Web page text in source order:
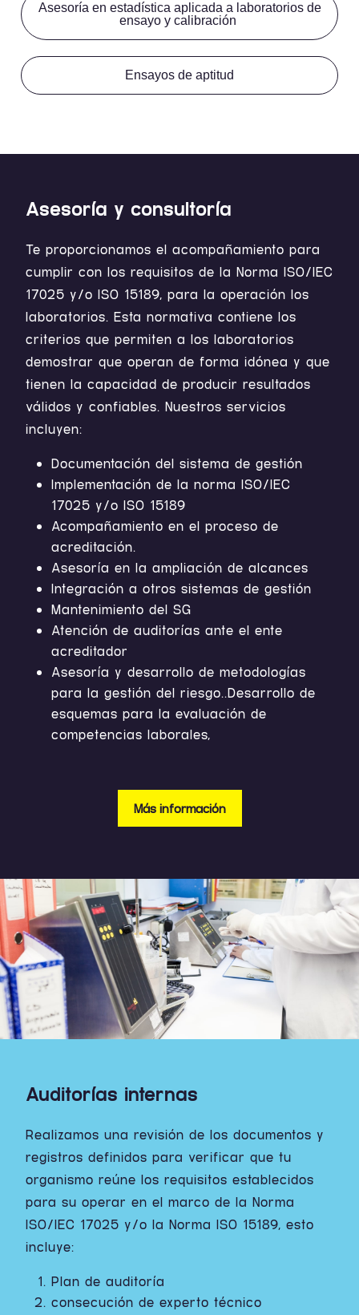
Asesoría en estadística aplicada a laboratorios de
ensayo y calibración
Ensayos de aptitud
Asesoría y consultoría
Te proporcionamos el acompañamiento para
cumplir con los requisitos de la Norma ISO/IEC
17025 y/o ISO 15189, para la operación los
laboratorios. Esta normativa contiene los
criterios que permiten a los laboratorios
demostrar que operan de forma idónea y que
tienen la capacidad de producir resultados
válidos y confiables. Nuestros servicios
incluyen:
Documentación del sistema de gestión
Implementación de la norma ISO/IEC
17025 y/o ISO 15189
Acompañamiento en el proceso de
acreditación.
Asesoría en la ampliación de alcances
Integración a otros sistemas de gestión
Mantenimiento del SG
Atención de auditorías ante el ente
acreditador
Asesoría y desarrollo de metodologías
para la gestión del riesgo..Desarrollo de
esquemas para la evaluación de
competencias laborales,
Más información
Auditorías internas
Realizamos una revisión de los documentos y
registros definidos para verificar que tu
organismo reúne los requisitos establecidos
para su operar en el marco de la Norma
ISO/IEC 17025 y/o la Norma ISO 15189, esto
incluye:
Plan de auditoría
consecución de experto técnico